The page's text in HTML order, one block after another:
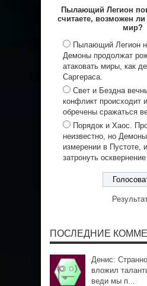
Пылающий Легион
считаете, возможен
мир?
Пылающий Легион
Демоны продолжат
атаковать миры, как
Саргераса.
Свет и Бездна
конфликт происходит
обречены сражаться
Порядок и Хаос.
неизвестно, но
измерении в Пустоте,
затронуть
ПОСЛЕДНИЕ
Денис:
вложил
веди мы п...